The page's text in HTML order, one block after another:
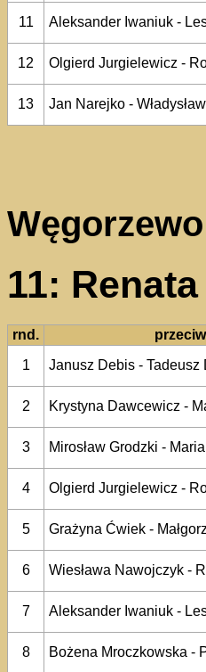
11
Aleksander Iwaniuk -
12
Olgierd Jurgielewicz -
13
Jan Narejko -
11:
rnd.
1
Janusz Debis - Tadeusz
2
Krystyna Dawcewicz -
3
Mirosław Grodzki -
4
Olgierd Jurgielewicz -
5
Grażyna Ćwiek -
6
Wiesława Nawojczyk -
7
Aleksander Iwaniuk -
8
Bożena Mroczkowska -